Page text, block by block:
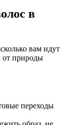
в
вам идут
от природы
переходы